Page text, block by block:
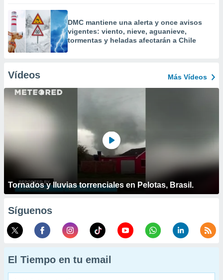
DMC mantiene una alerta y once avisos
vigentes: viento, nieve, aguanieve,
tormentas y heladas afectarán a Chile
Vídeos Más Vídeos
Tornados y lluvias torrenciales en Pelotas, Brasil.
Síguenos
El Tiempo en tu email